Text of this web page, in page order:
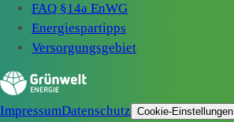
FAQ §14a EnWG
Energiespartipps
Versorgungsgebiet
ImpressumDatenschutz Cookie-Einstellungen